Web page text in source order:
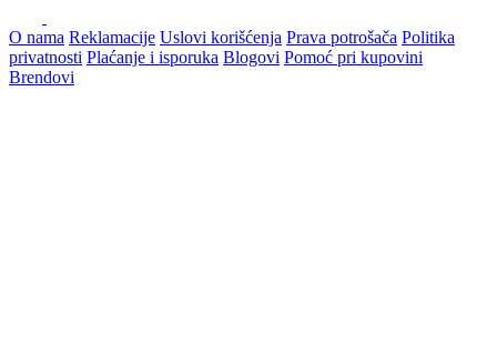
O nama Reklamacije Uslovi korišćenja Prava potrošača Politika
privatnosti Plaćanje i isporuka Blogovi Pomoć pri kupovini
Brendovi